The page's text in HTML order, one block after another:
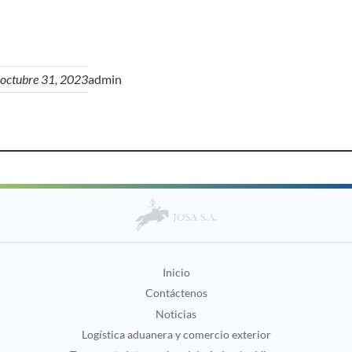
octubre 31, 2023admin
Inicio
Contáctenos
Noticias
Logística aduanera y comercio exterior